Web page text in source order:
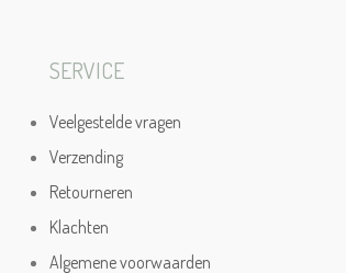
SERVICE
Veelgestelde vragen
Verzending
Retourneren
Klachten
Algemene voorwaarden